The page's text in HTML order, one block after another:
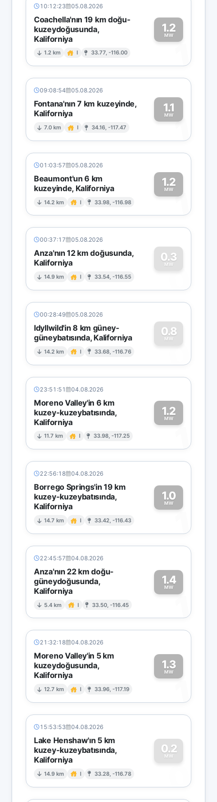
10:12:23 05.08.2026
Coachella'nın 19 km doğu-
kuzeydoğusunda,
Kaliforniya
1.2 km I 33.77, -116.00
1.2
MW
1
09:08:54 05.08.2026
Fontana'nın 7 km kuzeyinde,
Kaliforniya
7.0 km I 34.16, -117.47
1.1
MW1
01:03:57 05.08.2026
Beaumont'un 6 km
kuzeyinde, Kaliforniya
14.2 km I 33.98, -116.98
1.2
MW1
00:37:17 05.08.2026
Anza'nın 12 km doğusunda,
Kaliforniya
14.9 km I 33.54, -116.55
0.3
MW
0
00:28:49 05.08.2026
Idyllwild'in 8 km güney-
güneybatısında, Kaliforniya
14.2 km I 33.68, -116.76
0.8
MW
0
23:51:51 04.08.2026
Moreno Valley'in 6 km
kuzey-kuzeybatısında,
Kaliforniya
11.7 km I 33.98, -117.25
1.2
MW
1
22:56:18 04.08.2026
Borrego Springs'in 19 km
kuzey-kuzeybatısında,
Kaliforniya
14.7 km I 33.42, -116.43
1.0
MW
1
22:45:57 04.08.2026
Anza'nın 22 km doğu-
güneydoğusunda,
Kaliforniya
5.4 km I 33.50, -116.45
1.4
MW
1
21:32:18 04.08.2026
Moreno Valley'in 5 km
kuzeydoğusunda,
Kaliforniya
12.7 km I 33.96, -117.19
1.3
MW
1
15:53:53 04.08.2026
Lake Henshaw'ın 5 km
kuzey-kuzeybatısında,
Kaliforniya
14.9 km I 33.28, -116.78
0.2
MW
0